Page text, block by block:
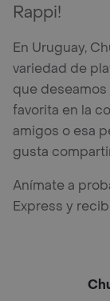
Rappi!
En Uruguay,
variedad de
que
favorita en la
amigos o esa
gusta
Anímate a
Express y